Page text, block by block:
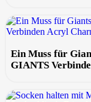
Ein Muss für
GIANTS